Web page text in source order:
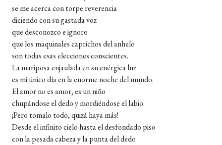
se me acerca con torpe reverencia
diciendo con su gastada voz
que desconozco e ignoro
que los maquinales caprichos del anhelo
son todas esas elecciones conscientes.
La mariposa enjaulada en su enérgica luz
es mi único día en la enorme noche del mundo.
El amor no es amor, es un niño
chupándose el dedo y mordiéndose el labio.
¡Pero tomalo todo, quizá haya más!
Desde el infinito cielo hasta el desfondado piso
con la pesada cabeza y la punta del dedo